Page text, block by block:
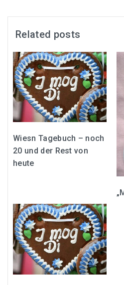
Related posts
Wiesn Tagebuch – noch
20 und der Rest von
heute